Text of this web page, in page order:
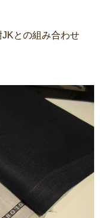
との組み合わせ